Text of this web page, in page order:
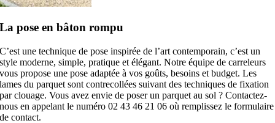
La pose en bâton rompu
C’est une technique de pose inspirée de l’art contemporain, c’est un
style moderne, simple, pratique et élégant. Notre équipe de carreleurs
vous propose une pose adaptée à vos goûts, besoins et budget. Les
lames du parquet sont contrecollées suivant des techniques de fixation
par clouage. Vous avez envie de poser un parquet au sol ? Contactez-
nous en appelant le numéro 02 43 46 21 06 où remplissez le formulaire
de contact.